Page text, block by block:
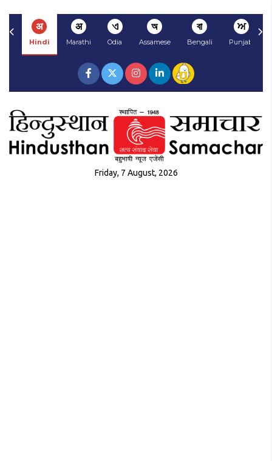
अ
Hindi
अ
Marathi
ଏ
Odia
অ
Assamese
বা
Bengali
ਅ
Punjabi
Friday, 7 August, 2026